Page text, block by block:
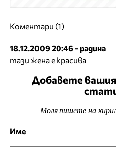
Коментари (1)
18.12.2009 20:46 - радина
тази жена е красива
Добавете
Моля пишете на
Име